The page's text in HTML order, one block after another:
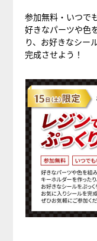
定
レ
ジ
ン
キ
ー
ホ
ル
ダ
ー
&
ぷ
っ
参加無料・いつで
好きなパーツや色
り、お好きなシー
完成させよう！